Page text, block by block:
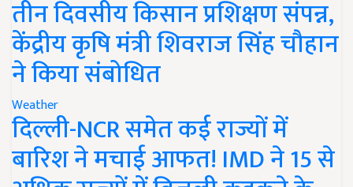
तीन दिवसीय किसान प्रशिक्षण संपन्न,
केंद्रीय कृषि मंत्री शिवराज सिंह चौहान
ने किया संबोधित
Weather
दिल्ली-NCR समेत कई राज्यों में
बारिश ने मचाई आफत! IMD ने 15 से